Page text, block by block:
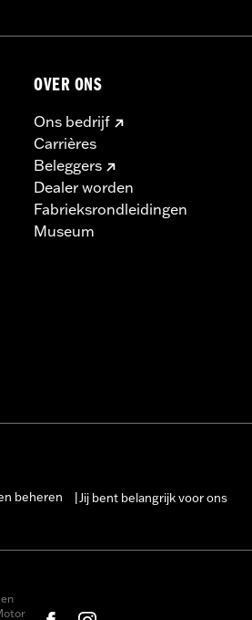
OVER ONS
Ons bedrijf
Carrières
Beleggers
Dealer worden
Fabrieksrondleidingen
Museum
beheren Jij bent belangrijk voor ons